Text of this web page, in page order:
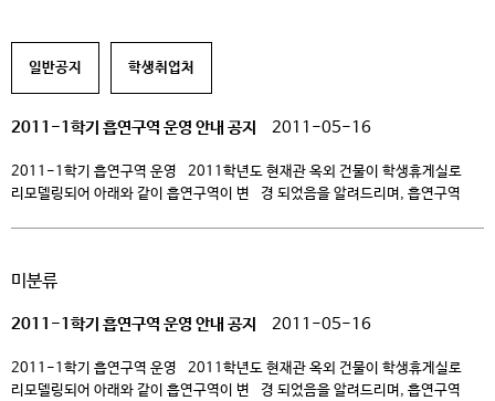
일반공지
학생취업처
2011-1학기 흡연구역 운영 안내 공지 2011-05-16
2011-1학기 흡연구역 운영 2011학년도 현재관 옥외 건물이 학생휴게실로
리모델링되어 아래와 같이 흡연구역이 변 경 되었음을 알려드리며, 흡연구역
에듀플렉스–운동장 지하통로 유지 […]
미분류
2011-1학기 흡연구역 운영 안내 공지 2011-05-16
2011-1학기 흡연구역 운영 2011학년도 현재관 옥외 건물이 학생휴게실로
리모델링되어 아래와 같이 흡연구역이 변 경 되었음을 알려드리며, 흡연구역